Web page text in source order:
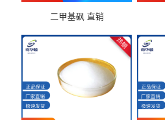
二甲基砜 直销